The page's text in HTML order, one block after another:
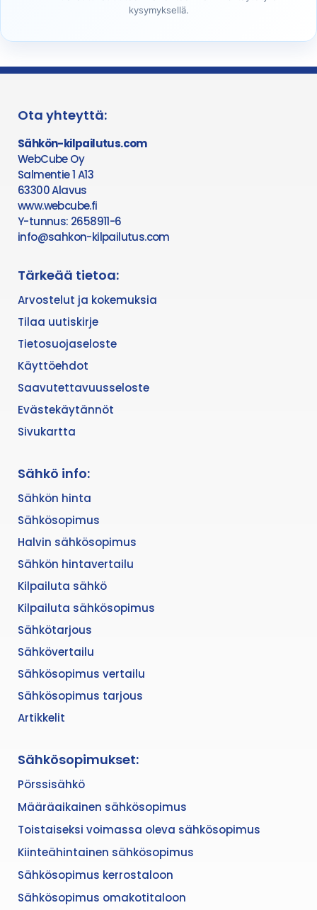
kysymyksellä.
Ota yhteyttä:
Sähkön-kilpailutus.com
WebCube Oy
Salmentie 1 A13
63300 Alavus
www.webcube.fi
Y-tunnus: 2658911-6
info@sahkon-kilpailutus.com
Tärkeää tietoa:
Arvostelut ja kokemuksia
Tilaa uutiskirje
Tietosuojaseloste
Käyttöehdot
Saavutettavuusseloste
Evästekäytännöt
Sivukartta
Sähkö info:
Sähkön hinta
Sähkösopimus
Halvin sähkösopimus
Sähkön hintavertailu
Kilpailuta sähkö
Kilpailuta sähkösopimus
Sähkötarjous
Sähkövertailu
Sähkösopimus vertailu
Sähkösopimus tarjous
Artikkelit
Sähkösopimukset:
Pörssisähkö
Määräaikainen sähkösopimus
Toistaiseksi voimassa oleva sähkösopimus
Kiinteähintainen sähkösopimus
Sähkösopimus kerrostaloon
Sähkösopimus omakotitaloon